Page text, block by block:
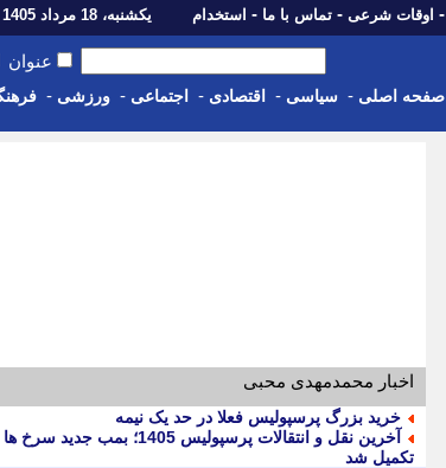
- اوقات شرعی - تماس با ما - استخدام یکشنبه، 18 مرداد 1405 - Sun, 09th Aug 2026
عنوان
صفحه اصلی - سیاسی - اقتصادی - اجتماعی - ورزشی -
اخبار محمدمهدی محبی
خرید بزرگ پرسپولیس فعلا در حد یک نیمه
آخرین نقل و انتقالات
تکمیل شد